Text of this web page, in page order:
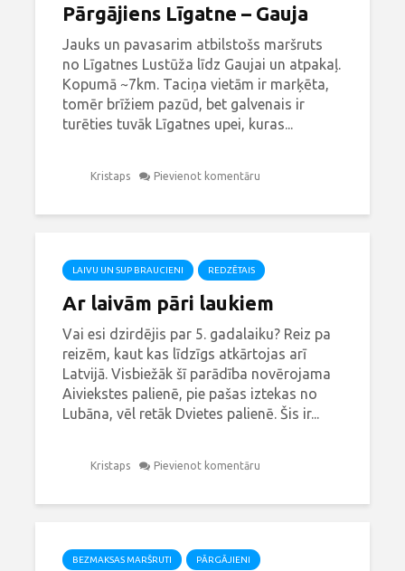
Pārgājiens Līgatne – Gauja
Jauks un pavasarim atbilstošs maršruts
no Līgatnes Lustūža līdz Gaujai un atpakaļ.
Kopumā ~7km. Taciņa vietām ir marķēta,
tomēr brīžiem pazūd, bet galvenais ir
turēties tuvāk Līgatnes upei, kuras...
Kristaps Pievienot komentāru
LAIVU UN SUP BRAUCIENI REDZĒTAIS
Ar laivām pāri laukiem
Vai esi dzirdējis par 5. gadalaiku? Reiz pa
reizēm, kaut kas līdzīgs atkārtojas arī
Latvijā. Visbiežāk šī parādība novērojama
Aiviekstes palienē, pie pašas iztekas no
Lubāna, vēl retāk Dvietes palienē. Šis ir...
Kristaps Pievienot komentāru
BEZMAKSAS MARŠRUTI PĀRGĀJIENI